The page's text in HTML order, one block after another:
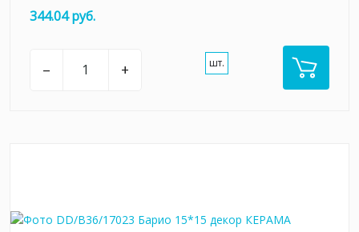
344.04 руб.
– + шт.